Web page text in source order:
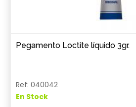
Pegamento Loctite líquido 3gr.
Ref: 040042
En Stock